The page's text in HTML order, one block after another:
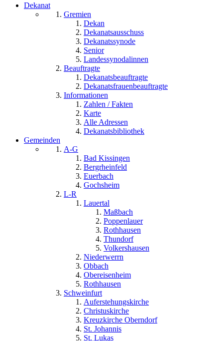
Dekanat
Gremien
Dekan
Dekanatsausschuss
Dekanatssynode
Senior
Landessynodalinnen
Beauftragte
Dekanatsbeauftragte
Dekanatsfrauenbeauftragte
Informationen
Zahlen / Fakten
Karte
Alle Adressen
Dekanatsbibliothek
Gemeinden
A-G
Bad Kissingen
Bergrheinfeld
Euerbach
Gochsheim
L-R
Lauertal
Maßbach
Poppenlauer
Rothhausen
Thundorf
Volkershausen
Niederwerrn
Obbach
Obereisenheim
Rothhausen
Schweinfurt
Auferstehungskirche
Christuskirche
Kreuzkirche Oberndorf
St. Johannis
St. Lukas